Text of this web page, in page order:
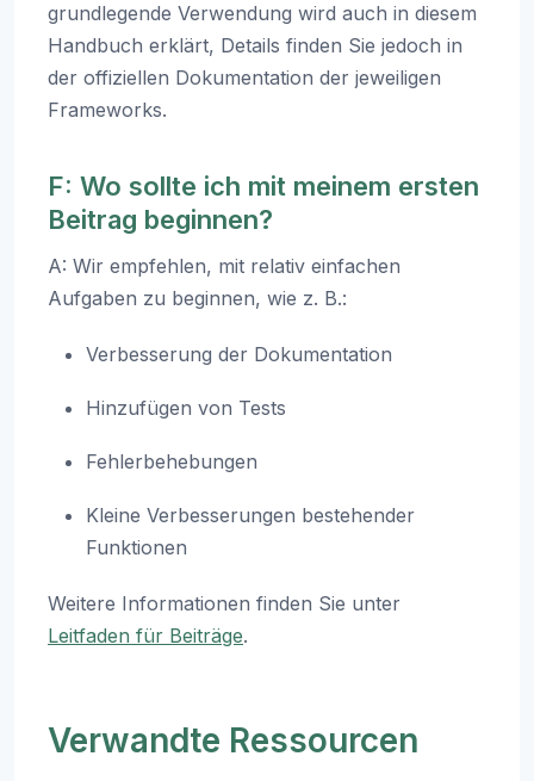
grundlegende Verwendung wird auch in diesem
Handbuch erklärt, Details finden Sie jedoch in
der offiziellen Dokumentation der jeweiligen
Frameworks.
F: Wo sollte ich mit meinem ersten
Beitrag beginnen?
A: Wir empfehlen, mit relativ einfachen
Aufgaben zu beginnen, wie z. B.:
Verbesserung der Dokumentation
Hinzufügen von Tests
Fehlerbehebungen
Kleine Verbesserungen bestehender
Funktionen
Weitere Informationen finden Sie unter
Leitfaden für Beiträge.
Verwandte Ressourcen